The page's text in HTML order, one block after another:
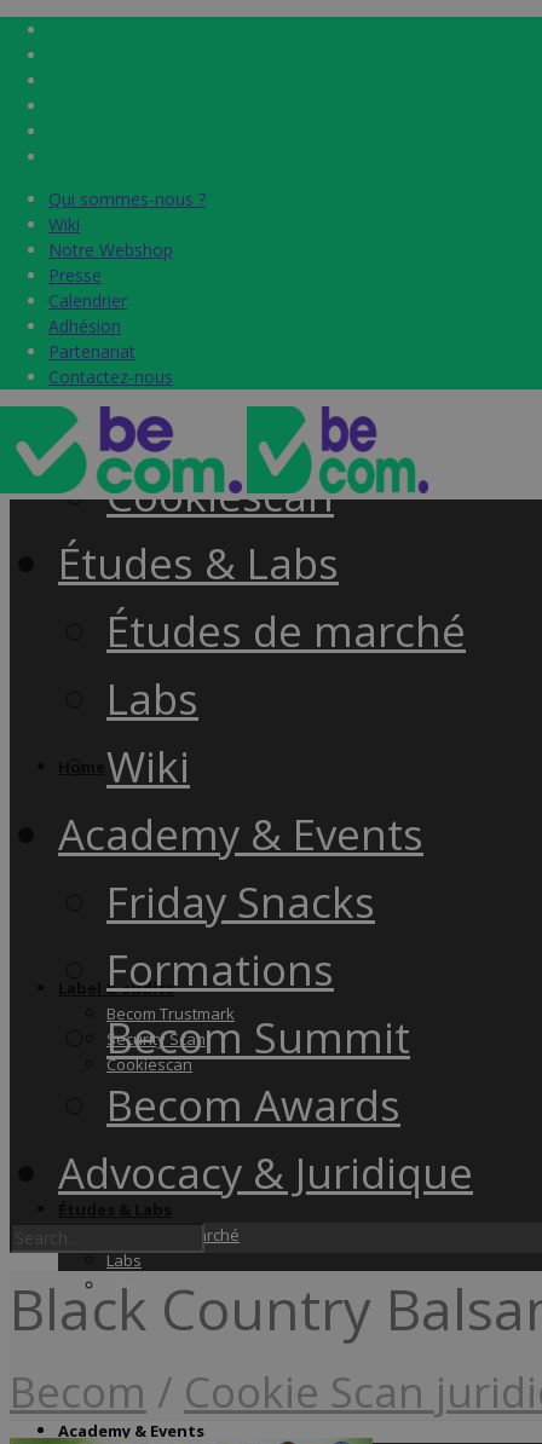
Qui sommes-nous ?
Wiki
Notre Webshop
Presse
Calendrier
Adhésion
Partenariat
Contactez-nous
Label & audits
Becom Trustmark
Security Scan
Cookiescan
Études de marché
Labs
Wiki
Academy & Events
Qui sommes-nous ?
Wiki
Notre Webshop
Presse
Calendrier
Adhésion
Partenariat
Contactez-nous
Home
Label & audits
Becom Trustmark
Security Scan
Cookiescan
Études & Labs
Études de marché
Labs
Wiki
Academy & Events
Friday Snacks
Formations
Becom Summit
Becom Awards
Advocacy & Juridique
Black Country
Becom / Cookie Scan